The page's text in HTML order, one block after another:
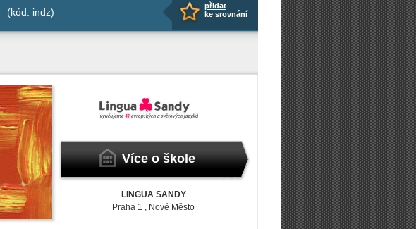
přidat
ke srovnání
(kód: indz)
Více o škole
LINGUA SANDY
Praha 1 , Nové Město